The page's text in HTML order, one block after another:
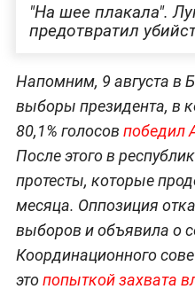
"На шее плакала".
предотвратил
Напомним, 9 августа в
выборы президента, в
80,1% голосов победил
После этого в
протесты, которые
месяца. Оппозиция
выборов и объявила о
Координационного
этопопыткой захвата